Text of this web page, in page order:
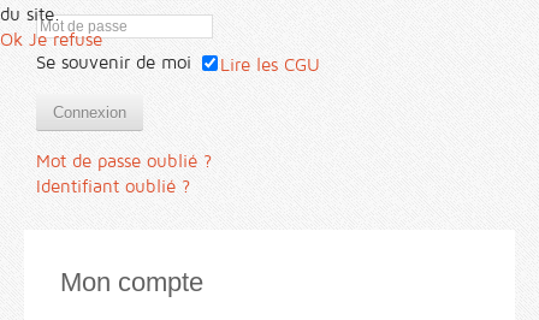
Se souvenir de moi
Connexion
Mot de passe oublié ?
Identifiant oublié ?
Mon compte
du site.
Ok Je refuse
Lire les CGU